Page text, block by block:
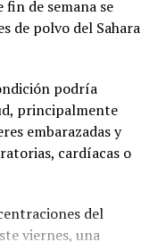
una
a
con
íntimo
la
de semana se
de polvo del Sahara
podría
principalmente
embarazadas y
cardíacas o
del
viernes, una